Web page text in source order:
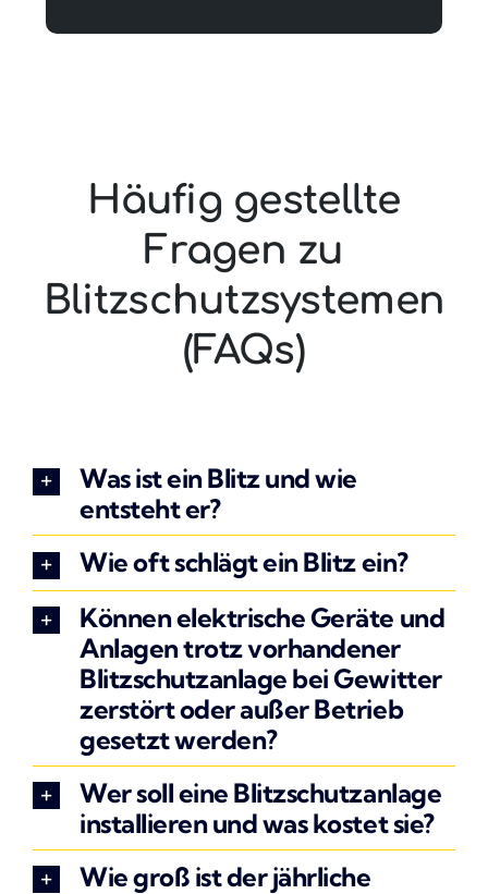
Häufig gestellte
Fragen zu
Blitzschutzsystemen
(FAQs)
Was ist ein Blitz und wie
entsteht er?
Wie oft schlägt ein Blitz ein?
Können elektrische Geräte und
Anlagen trotz vorhandener
Blitzschutzanlage bei Gewitter
zerstört oder außer Betrieb
gesetzt werden?
Wer soll eine Blitzschutzanlage
installieren und was kostet sie?
Wie groß ist der jährliche